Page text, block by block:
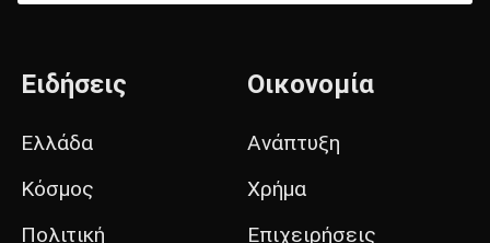
Ειδήσεις
Ελλάδα
Κόσμος
Πολιτική
Οικονομία
Ανάπτυξη
Χρήμα
Επιχειρήσεις